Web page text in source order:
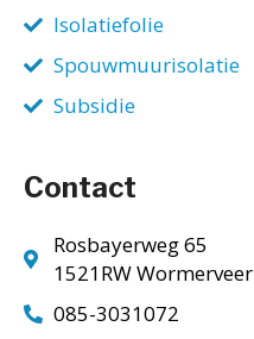
Isolatiefolie
Spouwmuurisolatie
Subsidie
Contact
Rosbayerweg 65
1521RW Wormerveer
085-3031072